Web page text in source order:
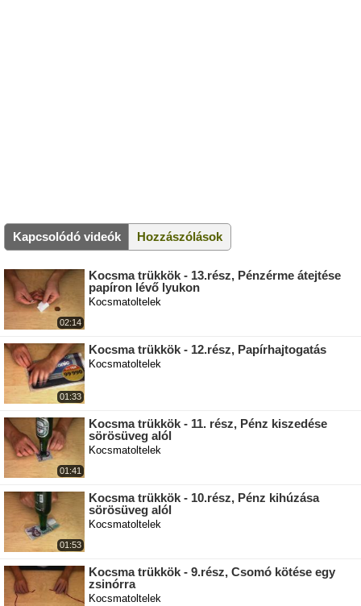
Kapcsolódó videók Hozzászólások
02:14
Kocsma trükkök - 13.rész, Pénzérme átejtése
papíron lévő lyukon
Kocsmatoltelek
01:33
Kocsma trükkök - 12.rész, Papírhajtogatás
Kocsmatoltelek
01:41
Kocsma trükkök - 11. rész, Pénz kiszedése
sörösüveg alól
Kocsmatoltelek
01:53
Kocsma trükkök - 10.rész, Pénz kihúzása
sörösüveg alól
Kocsmatoltelek
Kocsma trükkök - 9.rész, Csomó kötése egy
zsinórra
Kocsmatoltelek